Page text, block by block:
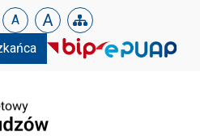
A A